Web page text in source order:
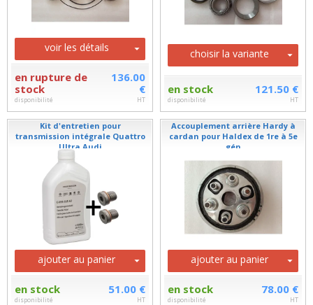
voir les détails
en rupture de
stock
disponibilité
136.00
€
HT
choisir la variante
en stock
disponibilité
121.50 €
HT
Kit d'entretien pour
transmission intégrale Quattro
Ultra Audi
ajouter au panier
en stock
disponibilité
51.00 €
HT
Accouplement arrière Hardy à
cardan pour Haldex de 1re à 5e
gén
ajouter au panier
en stock
disponibilité
78.00 €
HT